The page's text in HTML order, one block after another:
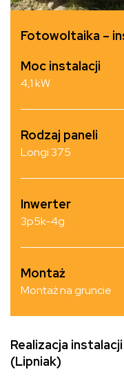
Fotowoltaika –
Moc instalacji
4,1 kW
Rodzaj paneli
Longi 375
Inwerter
3p5k-4g
Montaż
Montaż na gruncie
Realizacja
(Lipniak)